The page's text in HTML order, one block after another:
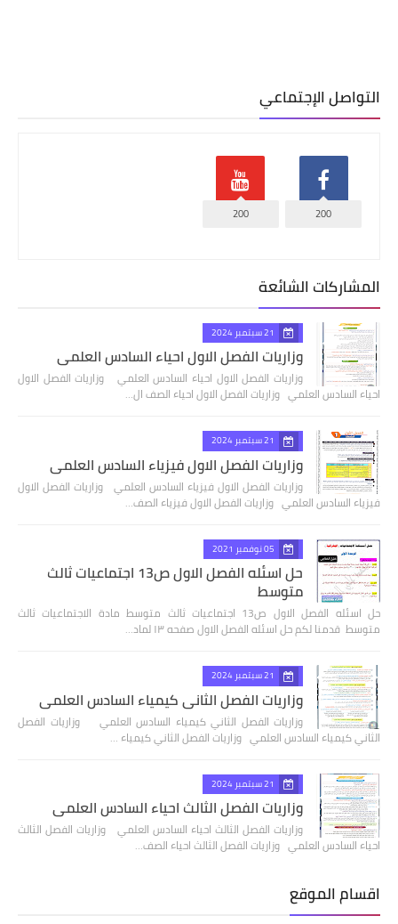
التواصل الإجتماعي
200
200
المشاركات الشائعة
21 سبتمبر 2024
وزاريات الفصل الاول احياء السادس العلمي
وزاريات الفصل الاول احياء السادس العلمي وزاريات الفصل الاول
احياء السادس العلمي وزاريات الفصل الاول احياء الصف ال…
21 سبتمبر 2024
وزاريات الفصل الاول فيزياء السادس العلمي
وزاريات الفصل الاول فيزياء السادس العلمي وزاريات الفصل الاول
فيزياء السادس العلمي وزاريات الفصل الاول فيزياء الصف…
05 نوفمبر 2021
حل اسئله الفصل الاول ص13 اجتماعيات ثالث
متوسط
حل اسئله الفصل الاول ص13 اجتماعيات ثالث متوسط مادة الاجتماعيات ثالث
متوسط قدمنا لكم حل اسئله الفصل الاول صفحه ١٣ لماد…
21 سبتمبر 2024
وزاريات الفصل الثاني كيمياء السادس العلمي
وزاريات الفصل الثاني كيمياء السادس العلمي وزاريات الفصل
الثاني كيمياء السادس العلمي وزاريات الفصل الثاني كيمياء …
21 سبتمبر 2024
وزاريات الفصل الثالث احياء السادس العلمي
وزاريات الفصل الثالث احياء السادس العلمي وزاريات الفصل الثالث
احياء السادس العلمي وزاريات الفصل الثالث احياء الصف…
اقسام الموقع